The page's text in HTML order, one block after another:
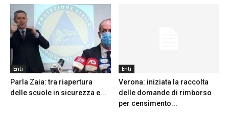
Enti
Parla Zaia: tra riapertura
delle scuole in sicurezza e...
Enti
Verona: iniziata la raccolta
delle domande di rimborso
per censimento...